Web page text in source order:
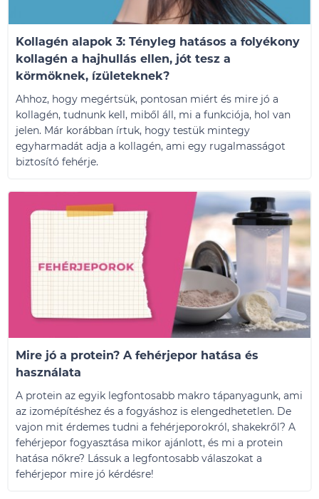
Kollagén alapok 3: Tényleg hatásos a folyékony
kollagén a hajhullás ellen, jót tesz a
körmöknek, ízületeknek?
Ahhoz, hogy megértsük, pontosan miért és mire jó a
kollagén, tudnunk kell, miből áll, mi a funkciója, hol van
jelen. Már korábban írtuk, hogy testük mintegy
egyharmadát adja a kollagén, ami egy rugalmasságot
biztosító fehérje.
Mire jó a protein? A fehérjepor hatása és
használata
A protein az egyik legfontosabb makro tápanyagunk, ami
az izomépítéshez és a fogyáshoz is elengedhetetlen. De
vajon mit érdemes tudni a fehérjeporokról, shakekről? A
fehérjepor fogyasztása mikor ajánlott, és mi a protein
hatása nőkre? Lássuk a legfontosabb válaszokat a
fehérjepor mire jó kérdésre!